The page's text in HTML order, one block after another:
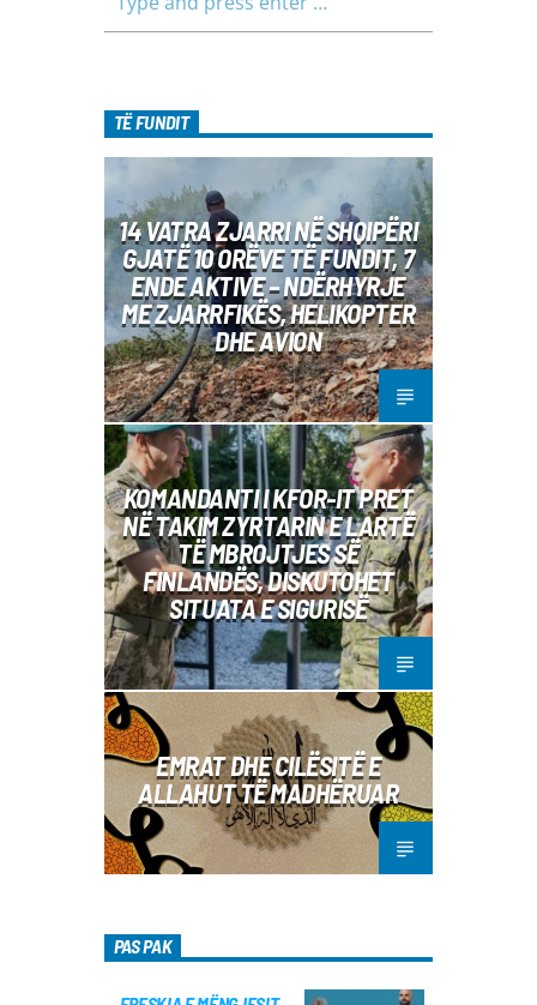
TË FUNDIT
14 VATRA ZJARRI NË SHQIPËRI
GJATË 10 ORËVE TË FUNDIT, 7
ENDE AKTIVE – NDËRHYRJE
ME ZJARRFIKËS, HELIKOPTER
DHE AVION
KOMANDANTI I KFOR-IT PRET
NË TAKIM ZYRTARIN E LARTË
TË MBROJTJES SË
FINLANDËS, DISKUTOHET
SITUATA E SIGURISË
EMRAT DHE CILËSITË E
ALLAHUT TË MADHËRUAR
PAS PAK